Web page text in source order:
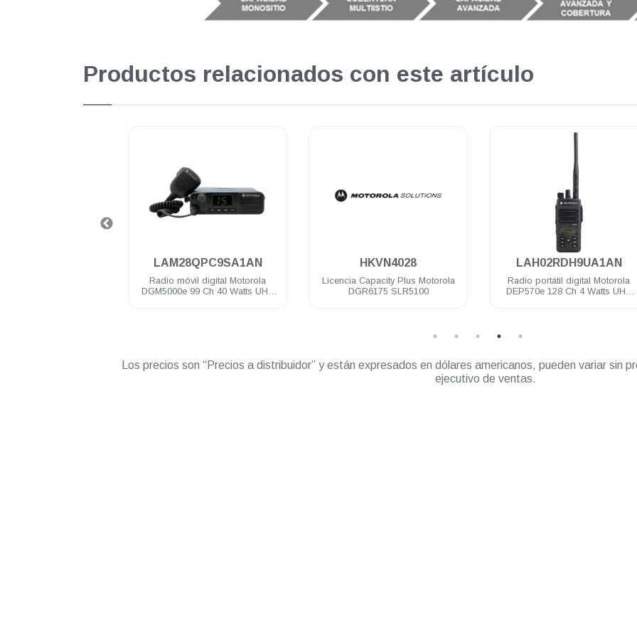
Productos relacionados con este artículo
LAM28QPC9SA1AN
Radio móvil digital Motorola
DGM5000e 99 Ch 40 Watts UHF
HKVN4028
Licencia Capacity Plus Motorola
DGR6175 SLR5100
.
LAH02RDH9UA1AN
Radio portátil digital Motorola
DEP570e 128 Ch 4 Watts UHF
Los precios son “Precios a distribuidor” y están expresados en dólares americanos, pueden variar sin
ejecutivo de ventas.